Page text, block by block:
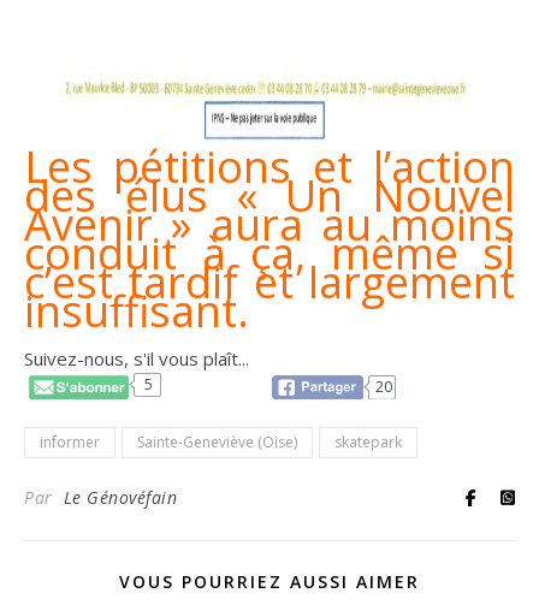
Les pétitions et l’action
des élus « Un Nouvel
Avenir » aura au moins
conduit à ça, même si
c’est tardif et largement
insuffisant.
Suivez-nous, s'il vous plaît...
5 20
informer Sainte-Geneviève (Oise) skatepark
Par Le Génovéfain
VOUS POURRIEZ AUSSI AIMER